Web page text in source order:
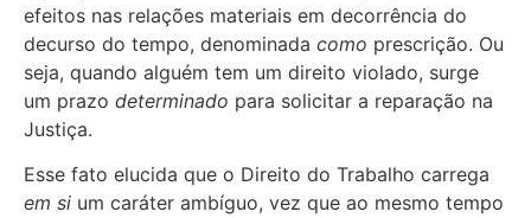
efeitos nas relações materiais em decorrência do
decurso do tempo, denominada como prescrição. Ou
seja, quando alguém tem um direito violado, surge
um prazo determinado para solicitar a reparação na
Justiça.
Esse fato elucida que o Direito do Trabalho carrega
em si um caráter ambíguo, vez que ao mesmo tempo